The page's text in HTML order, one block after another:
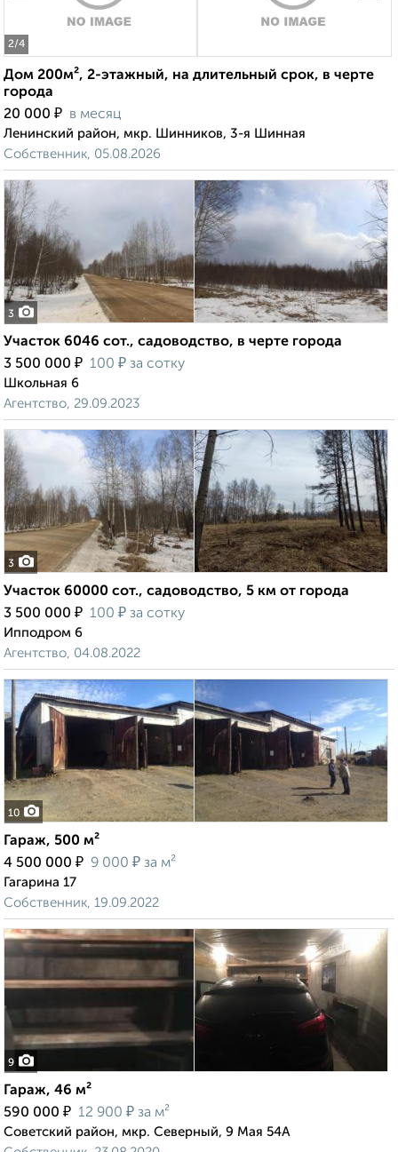
2/4
Дом 200м², 2-этажный, на длительный срок, в черте
города
20 000 ₽ в месяц
Ленинский район, мкр. Шинников, 3-я Шинная
Собственник, 05.08.2026
3
Участок 6046 сот., садоводство, в черте города
3 500 000 ₽ 100 ₽ за сотку
Школьная 6
Агентство, 29.09.2023
3
Участок 60000 сот., садоводство, 5 км от города
3 500 000 ₽ 100 ₽ за сотку
Ипподром 6
Агентство, 04.08.2022
10
Гараж, 500 м²
4 500 000 ₽ 9 000 ₽ за м²
Гагарина 17
Собственник, 19.09.2022
9
Гараж, 46 м²
590 000 ₽ 12 900 ₽ за м²
Советский район, мкр. Северный, 9 Мая 54А